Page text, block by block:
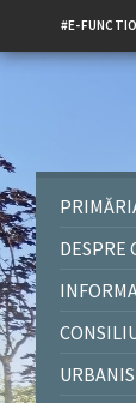
#E-
DESPRE